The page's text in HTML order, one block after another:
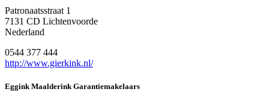
Patronaatsstraat 1
7131 CD Lichtenvoorde
Nederland
0544 377 444
http://www.gierkink.nl/
Eggink Maalderink Garantiemakelaars